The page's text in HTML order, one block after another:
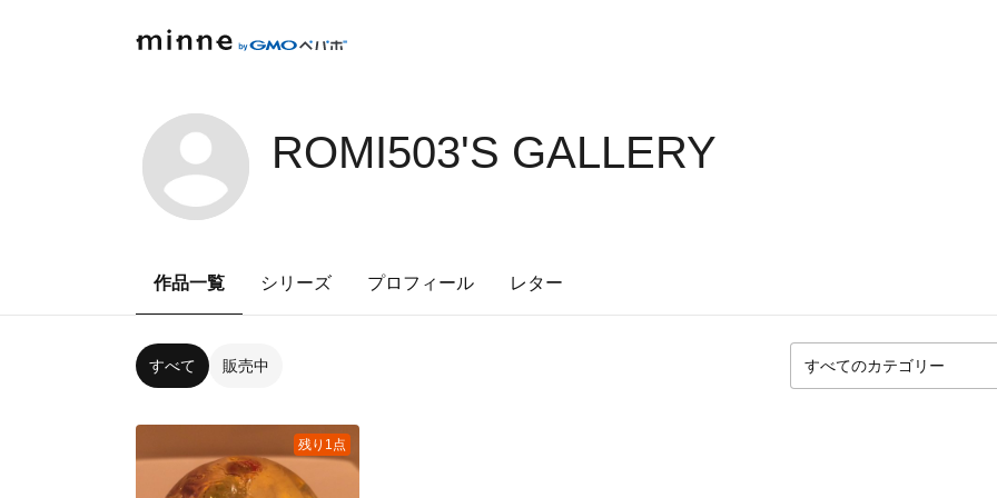
ROMI503'S GALLERY
作品一覧 シリーズ プロフィール レター
すべて 販売中
残り1点